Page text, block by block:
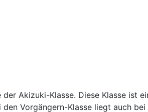
Akizuki-Klasse. Diese Klasse ist
Vorgängern-Klasse liegt auch